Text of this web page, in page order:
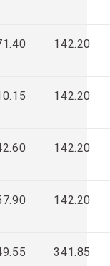
142.20
142.20
142.20
142.20
341.85